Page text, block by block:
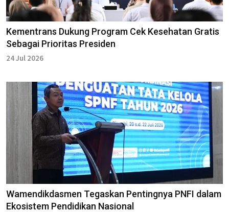
Kementrans Dukung Program Cek Kesehatan Gratis
Sebagai Prioritas Presiden
24 Jul 2026
Wamendikdasmen Tegaskan Pentingnya PNFI dalam
Ekosistem Pendidikan Nasional